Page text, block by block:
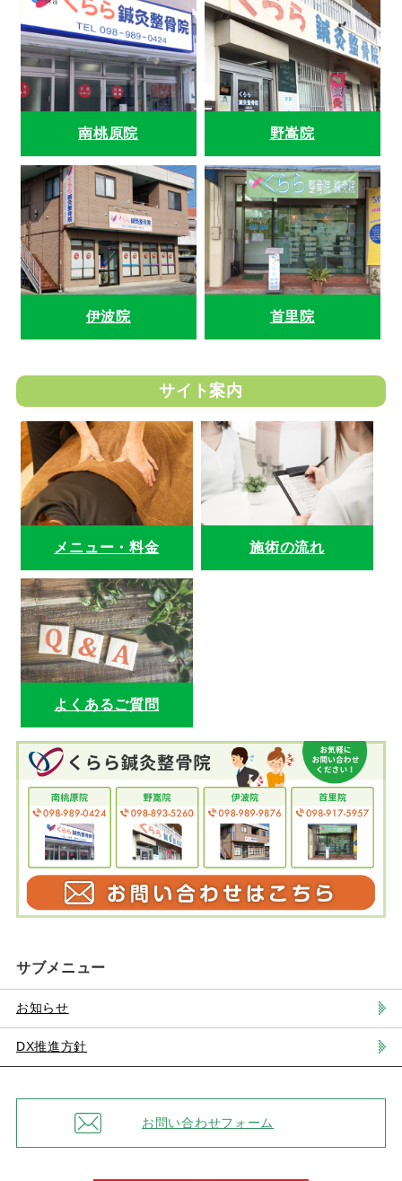
南桃原院 野嵩院
伊波院 首里院
サイト案内
メニュー・料金 施術の流れ
よくあるご質問
サブメニュー
お知らせ
DX推進方針
お問い合わせフォーム